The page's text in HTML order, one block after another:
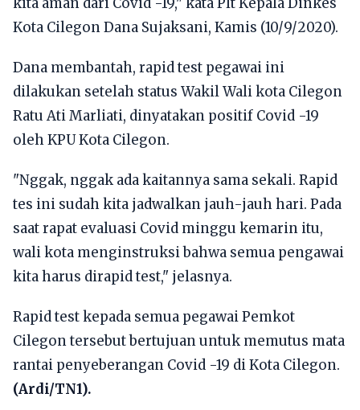
Kota Cilegon Dana Sujaksani, Kamis (10/9/2020).
Dana membantah, rapid test pegawai ini
dilakukan setelah status Wakil Wali kota Cilegon
Ratu Ati Marliati, dinyatakan positif Covid -19
oleh KPU Kota Cilegon.
"Nggak, nggak ada kaitannya sama sekali. Rapid
tes ini sudah kita jadwalkan jauh-jauh hari. Pada
saat rapat evaluasi Covid minggu kemarin itu,
wali kota menginstruksi bahwa semua pengawai
kita harus dirapid test," jelasnya.
Rapid test kepada semua pegawai Pemkot
Cilegon tersebut bertujuan untuk memutus mata
rantai penyeberangan Covid -19 di Kota Cilegon.
(Ardi/TN1).